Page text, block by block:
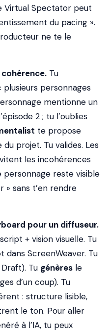
Virtual Spectator peut
du pacing ».
ne te le
cohérence. Tu
personnages
mentionne un
2 ; tu l’oublies
te propose
projet. Tu valides. Les
les incohérences
personnage reste visible
» sans t’en rendre
pour un diffuseur.
+ vision visuelle. Tu
ScreenWeaver. Tu
Tu génères le
d’un coup). Tu
: structure lisible,
le ton. Pour aller
à l’IA, tu peux